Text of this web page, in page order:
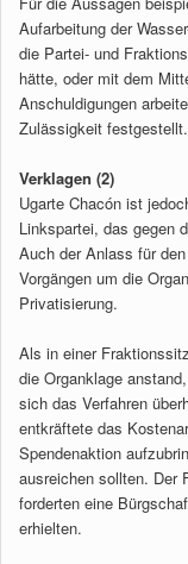
Aufarbeitung der
die Partei- und
hätte, oder mit dem
Anschuldigungen
Zulässigkeit festgestellt.
Verklagen (2)
Ugarte Chacón ist
Linkspartei, das gegen
Auch der Anlass für
Vorgängen um die
Privatisierung.
Als in einer
die Organklage
sich das Verfahren
entkräftete das
Spendenaktion
ausreichen sollten. Der
forderten eine
erhielten.